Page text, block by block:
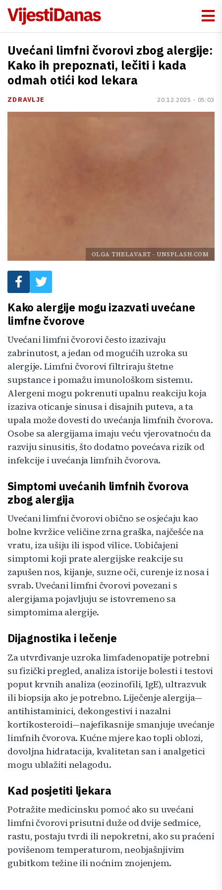
Uvećani limfni čvorovi zbog alergije:
Kako ih prepoznati, lečiti i kada
odmah otići kod lekara
ZDRAVLJE 20.12.2025 - 05:03
OLGA THELAVART - UNSPLASH.COM
Kako alergije mogu izazvati uvećane
limfne čvorove
Uvećani limfni čvorovi često izazivaju
zabrinutost, a jedan od mogućih uzroka su
alergije. Limfni čvorovi filtriraju štetne
supstance i pomažu imunološkom sistemu.
Alergeni mogu pokrenuti upalnu reakciju koja
izaziva oticanje sinusa i disajnih puteva, a ta
upala može dovesti do uvećanja limfnih čvorova.
Osobe sa alergijama imaju veću vjerovatnoću da
razviju sinusitis, što dodatno povećava rizik od
infekcije i uvećanja limfnih čvorova.
Simptomi uvećanih limfnih čvorova
zbog alergija
Uvećani limfni čvorovi obično se osjećaju kao
bolne kvržice veličine zrna graška, najčešće na
vratu, iza ušiju ili ispod vilice. Uobičajeni
simptomi koji prate alergijske reakcije su
zapušen nos, kijanje, suzne oči, curenje iz nosa i
svrab. Uvećani limfni čvorovi povezani s
alergijama pojavljuju se istovremeno sa
simptomima alergije.
Dijagnostika i lečenje
Za utvrđivanje uzroka limfadenopatije potrebni
su fizički pregled, analiza istorije bolesti i testovi
poput krvnih analiza (eozinofili, IgE), ultrazvuk
ili biopsija ako je potrebno. Liječenje alergija—
antihistaminici, dekongestivi i nazalni
kortikosteroidi—najefikasnije smanjuje uvećanje
limfnih čvorova. Kućne mjere kao topli oblozi,
dovoljna hidratacija, kvalitetan san i analgetici
mogu ublažiti nelagodu.
Kad posjetiti ljekara
Potražite medicinsku pomoć ako su uvećani
limfni čvorovi prisutni duže od dvije sedmice,
rastu, postaju tvrdi ili nepokretni, ako su praćeni
povišenom temperaturom, neobjašnjivim
gubitkom težine ili noćnim znojenjem.